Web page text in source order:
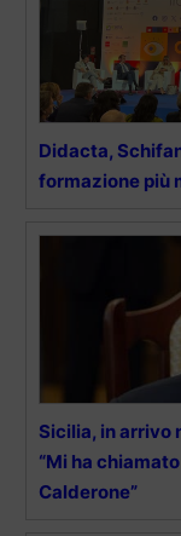
Didacta,
formazione più
Sicilia, in arrivo
“Mi ha
Calderone”